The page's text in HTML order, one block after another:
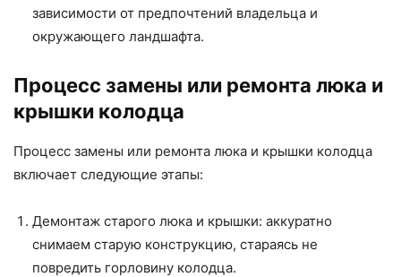
зависимости от предпочтений владельца и
окружающего ландшафта.
Процесс замены или ремонта люка и
крышки колодца
Процесс замены или ремонта люка и крышки колодца
включает следующие этапы:
Демонтаж старого люка и крышки: аккуратно
снимаем старую конструкцию, стараясь не
повредить горловину колодца.